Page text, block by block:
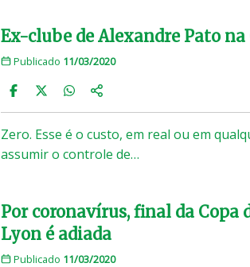
Ex-clube de Alexandre Pato
Publicado 11/03/2020
Zero. Esse é o custo, em real ou em
assumir o controle de…
Por coronavírus, final da Copa
Lyon é adiada
Publicado 11/03/2020